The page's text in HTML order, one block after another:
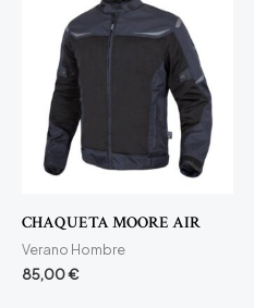
CHAQUETA MOORE AIR
Verano Hombre
85,00€